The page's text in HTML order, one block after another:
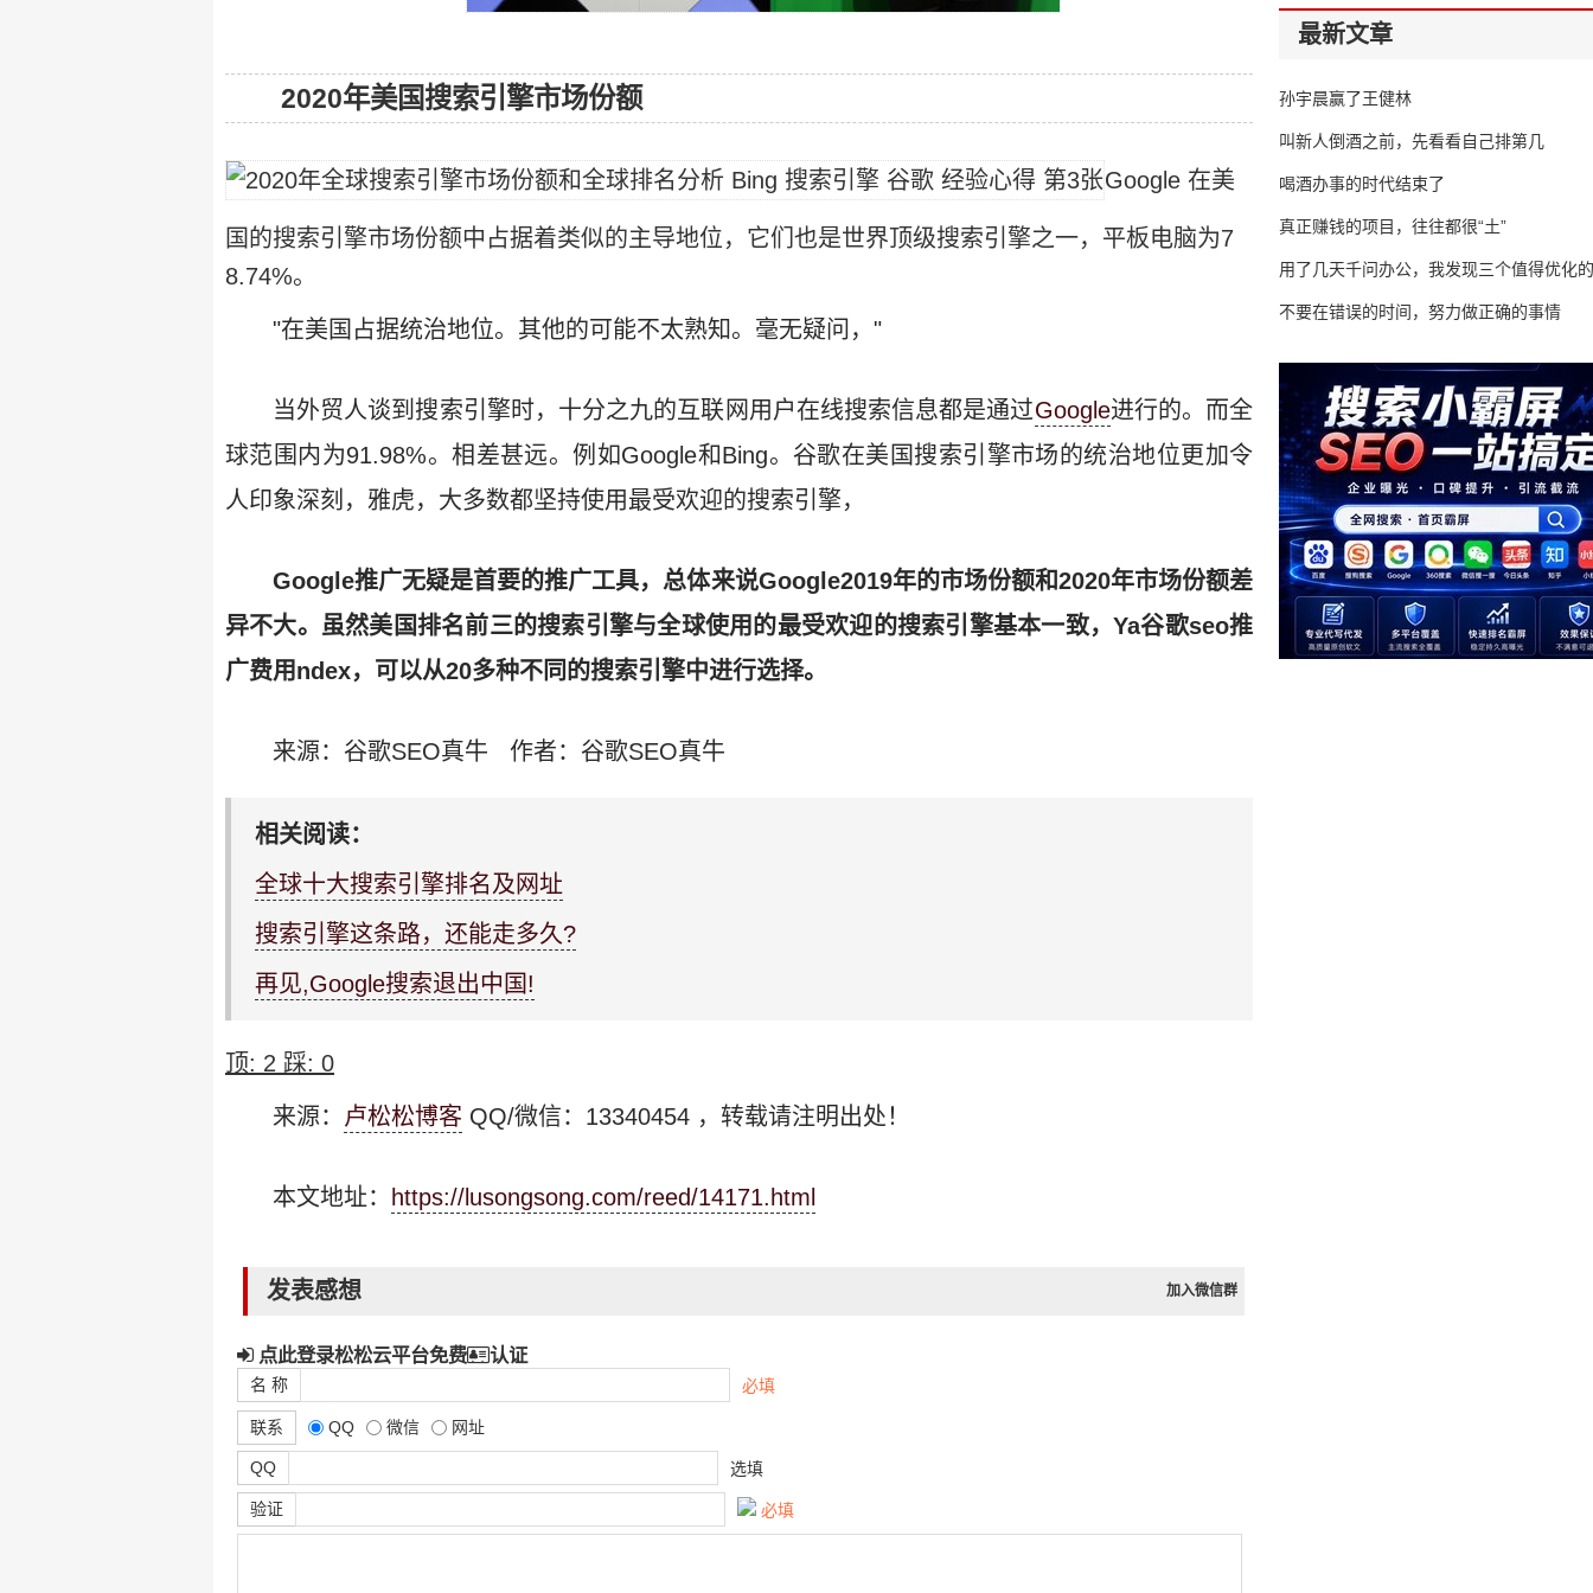
2020年美国搜索引擎市场份额
Google 在美
国的搜索引擎市场份额中占据着类似的主导地位，它们也是世界顶级搜索引擎之一，平板电脑为7
8.74%。
"在美国占据统治地位。其他的可能不太熟知。毫无疑问，"
当外贸人谈到搜索引擎时，十分之九的互联网用户在线搜索信息都是通过Google进行的。而全
球范围内为91.98%。相差甚远。例如Google和Bing。谷歌在美国搜索引擎市场的统治地位更加令
人印象深刻，雅虎，大多数都坚持使用最受欢迎的搜索引擎，
Google推广无疑是首要的推广工具，总体来说Google2019年的市场份额和2020年市场份额差
异不大。虽然美国排名前三的搜索引擎与全球使用的最受欢迎的搜索引擎基本一致，Ya谷歌seo推
广费用ndex，可以从20多种不同的搜索引擎中进行选择。
来源：谷歌SEO真牛 作者：谷歌SEO真牛
相关阅读：
全球十大搜索引擎排名及网址
搜索引擎这条路，还能走多久?
再见,Google搜索退出中国!
顶: 2 踩: 0
来源： 卢松松博客 QQ/微信：13340454 ，转载请注明出处！
本文地址： https://lusongsong.com/reed/14171.html
发表感想 加入微信群
点此登录松松云平台免费 认证
名 称 必填
联系 QQ 微信 网址
QQ 选填
验证 必填
最新文章
孙宇晨赢了王健林
叫新人倒酒之前，先看看自己排第几
喝酒办事的时代结束了
真正赚钱的项目，往往都很“土”
用了几天千问办公，我发现三个值得优化
不要在错误的时间，努力做正确的事情